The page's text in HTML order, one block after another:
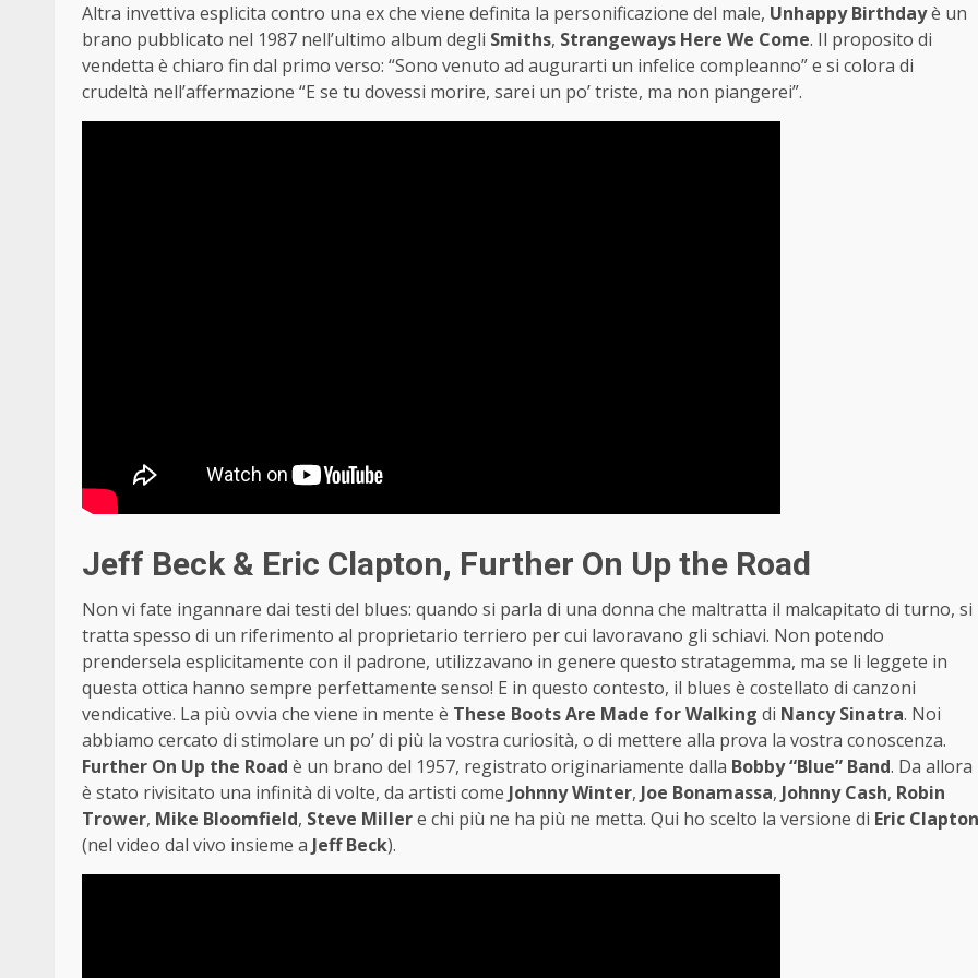
Altra invettiva esplicita contro una ex che viene definita la personificazione del male, Unhappy Birthdayè un
brano pubblicato nel 1987 nell’ultimo album degli Smiths, Strangeways Here We Come. Il proposito di
vendetta è chiaro fin dal primo verso: “Sono venuto ad augurarti un infelice compleanno” e si colora di
crudeltà nell’affermazione “E se tu dovessi morire, sarei un po’ triste, ma non piangerei”.
Jeff Beck & Eric Clapton, Further On Up the Road
Non vi fate ingannare dai testi del blues: quando si parla di una donna che maltratta il malcapitato di turno, si
tratta spesso di un riferimento al proprietario terriero per cui lavoravano gli schiavi. Non potendo
prendersela esplicitamente con il padrone, utilizzavano in genere questo stratagemma, ma se li leggete in
questa ottica hanno sempre perfettamente senso! E in questo contesto, il blues è costellato di canzoni
vendicative. La più ovvia che viene in mente è These Boots Are Made for Walking di Nancy Sinatra. Noi
abbiamo cercato di stimolare un po’ di più la vostra curiosità, o di mettere alla prova la vostra conoscenza.
Further On Up the Road è un brano del 1957, registrato originariamente dalla Bobby “Blue” Band. Da allora
è stato rivisitato una infinità di volte, da artisti come Johnny Winter, Joe Bonamassa, Johnny Cash, Robin
Trower, Mike Bloomfield, Steve Millere chi più ne ha più ne metta. Qui ho scelto la versione di Eric Clapton
(nel video dal vivo insieme a Jeff Beck).